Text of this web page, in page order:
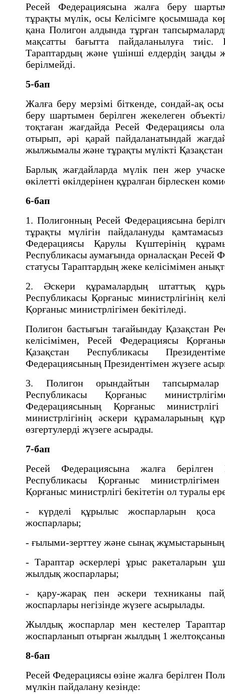
Ресей Федерациясына жалға беру
тұрақты мүлiк, осы Келiсiмге қосымшада
қана Полигон алдында тұрған
мақсатты бағытта пайдаланылуға
Тараптардың және үшiншi елдердiң заңды
берiлмейдi.
5-бап
Жалға беру мерзiмi бiткенде, сондай-ақ
беру шартымен берiлген жекелеген
тоқтаған жағдайда Ресей Федерациясы
отырып, әрi қарай пайдаланатындай
жылжымалы және тұрақты мүлікті
Барлық жағдайларда мүлік пен жер
өкілетті өкілдерінен құралған бірлескен
6-бап
1. Полигонның Ресей Федерациясына
тұрақты мүлігін пайдалануды
Федерациясы Қарулы Күштерiнiң
Республикасы аумағында орналасқан Ресей
статусы Тараптардың жеке келiсiмiмен
2. Әскери құрамалардың штаттық
Республикасы Қорғаныс министрлiгiнiң
Қорғаныс министрлiгiмен бекiтiледi.
Полигон бастығын тағайындау Қазақстан
келiсiмiмен, Ресей Федерациясы
Қазақстан Республикасы
Федерациясының Президентiмен жүзеге
3. Полигон орындайтын тапсырмалар
Республикасы Қорғаныс
Федерациясының Қорғаныс
министрлiгiнiң әскери құрамаларының
өзгертулердi жүзеге асырады.
7-бап
Ресей Федерациясына жалға берiлген
Республикасы Қорғаныс
Қорғаныс министрлiгi бекiтетiн ол туралы
- күрделi құрылыс жоспарларын қоса
жоспарлары;
- ғылыми-зерттеу және сынақ
- Тараптар әскерлерi ұрыс ракеталарын
жылдық жоспарлары;
- қару-жарақ пен әскери техниканы
жоспарлары негізінде жүзеге асырылады.
Жылдық жоспарлар мен кестелер
жоспарланып отырған жылдың 1
8-бап
Ресей Федерациясы өзiне жалға берiлген
мүлкiн пайдалану кезiнде: